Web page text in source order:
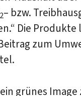
2– bzw.
Die
zum
grünes Image